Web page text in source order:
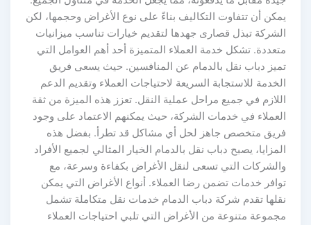
يمكن أن تتفاوت التكاليف بناءً على نوع الأغراض وحجمها، لكن
الشركة تبذل قصارى جهدها لتقديم خيارات تناسب ميزانيات
متعددة. تشكل خدمة العملاء المتميزة أحد أهم العوامل التي
تميز دباب نقل بالدمام عن المنافسين. حيث يسعى فريق
الخدمة للاستجابة السريعة لاحتياجات العملاء وتقديم الدعم
اللازم في جميع مراحل عملية النقل. تعزز هذه الميزة من ثقة
العملاء في خدمات الشركة، حيث يمكنهم الاعتماد على وجود
فريق متخصص جاهز لحل أي مشاكل قد تطرأ. بفضل هذه
المزايا، يصبح دباب نقل بالدمام الخيار المثالي لجميع الأفراد
والشركات التي تسعى لنقل الأغراض بكفاءة وسرعة، مع
توافر خدمات تضمن رضا العملاء. أنواع الأغراض التي يمكن
نقلها تقدم شركة دباب الدمام خدمات نقل متكاملة تشمل
مجموعة متنوعة من الأغراض التي تلبي احتياجات العملاء